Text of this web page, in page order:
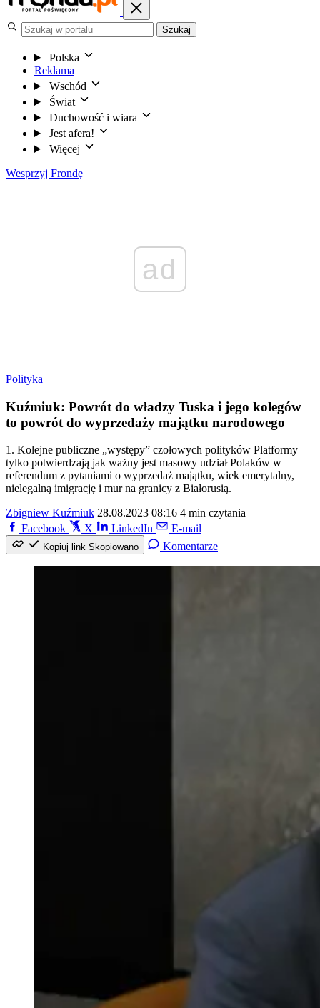
Szukaj
Polska
Reklama
Wschód
Świat
Duchowość i wiara
Jest afera!
Więcej
Wesprzyj Frondę
ad
Polityka
Kuźmiuk: Powrót do władzy Tuska i jego kolegów
to powrót do wyprzedaży majątku narodowego
1. Kolejne publiczne „występy” czołowych polityków Platformy
tylko potwierdzają jak ważny jest masowy udział Polaków w
referendum z pytaniami o wyprzedaż majątku, wiek emerytalny,
nielegalną imigrację i mur na granicy z Białorusią.
Zbigniew Kuźmiuk 28.08.2023 08:16 4 min czytania
Facebook
X LinkedIn E-mail
Kopiuj link Skopiowano Komentarze